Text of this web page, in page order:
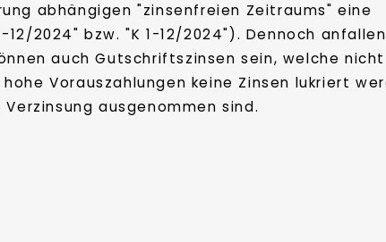
abhängigen "zinsenfreien Zeitraums" eine
2024" bzw. "K 1-12/2024"). Dennoch
auch Gutschriftszinsen sein, welche nicht
Vorauszahlungen keine Zinsen lukriert
ausgenommen sind.